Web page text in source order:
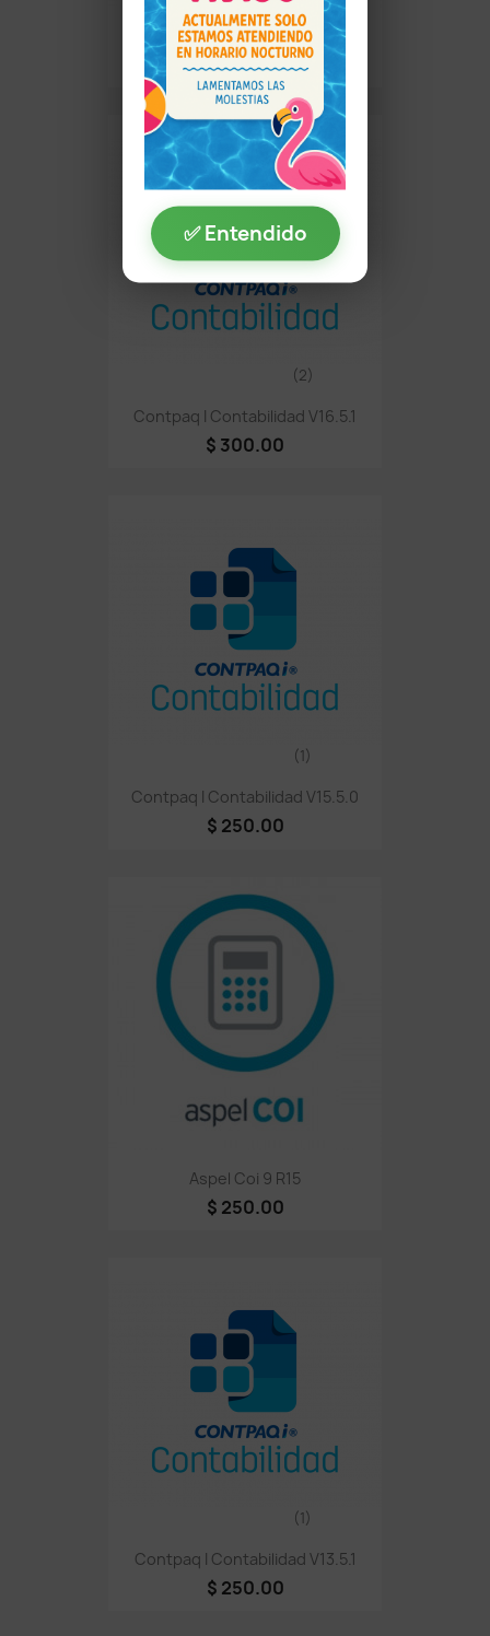
Aspel Coi 10 R20
$ 300.00
Contpaq I Contabilidad V16.5.1
$ 300.00
(2)
Contpaq I Contabilidad V15.5.0
$ 250.00
(1)
Aspel Coi 9 R15
$ 250.00
Contpaq I Contabilidad V13.5.1
$ 250.00
(1)
✅ Entendido